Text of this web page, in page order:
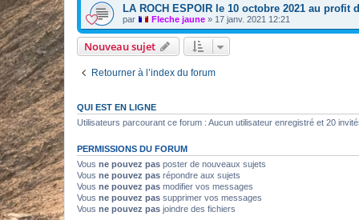
LA ROCH ESPOIR le 10 octobre 2021 au profit
par Fleche jaune » 17 janv. 2021 12:21
Nouveau sujet
Retourner à l’index du forum
QUI EST EN LIGNE
Utilisateurs parcourant ce forum : Aucun utilisateur enregistré et 20
PERMISSIONS DU FORUM
Vous ne pouvez pas poster de nouveaux sujets
Vous ne pouvez pas répondre aux sujets
Vous ne pouvez pas modifier vos messages
Vous ne pouvez pas supprimer vos messages
Vous ne pouvez pas joindre des fichiers